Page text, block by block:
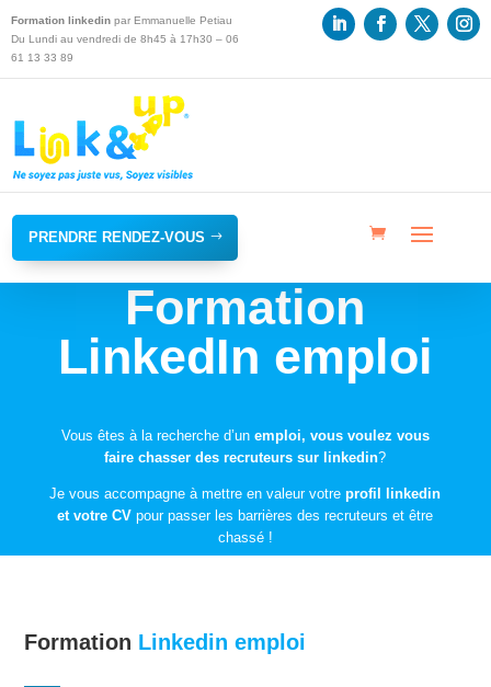
Formation linkedin par Emmanuelle Petiau
Du Lundi au vendredi de 8h45 à 17h30 – 06
61 13 33 89
PRENDRE RENDEZ-VOUS
Formation
LinkedIn emploi
Vous êtes à la recherche d’un emploi, vous voulez vous
faire chasser des recruteurs sur linkedin?
Je vous accompagne à mettre en valeur votreprofil linkedin
et votre CV pour passer les barrières des recruteurs et être
chassé !
Formation Linkedin emploi